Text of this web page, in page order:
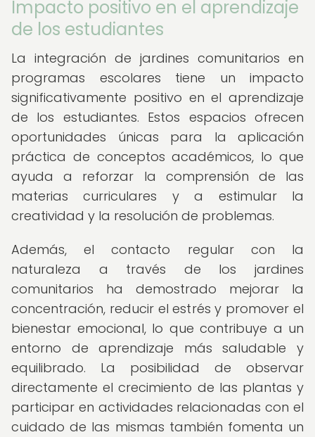
Impacto positivo en el aprendizaje
de los estudiantes
La integración de jardines comunitarios en
programas escolares tiene un impacto
significativamente positivo en el aprendizaje
de los estudiantes. Estos espacios ofrecen
oportunidades únicas para la aplicación
práctica de conceptos académicos, lo que
ayuda a reforzar la comprensión de las
materias curriculares y a estimular la
creatividad y la resolución de problemas.
Además, el contacto regular con la
naturaleza a través de los jardines
comunitarios ha demostrado mejorar la
concentración, reducir el estrés y promover el
bienestar emocional, lo que contribuye a un
entorno de aprendizaje más saludable y
equilibrado. La posibilidad de observar
directamente el crecimiento de las plantas y
participar en actividades relacionadas con el
cuidado de las mismas también fomenta un